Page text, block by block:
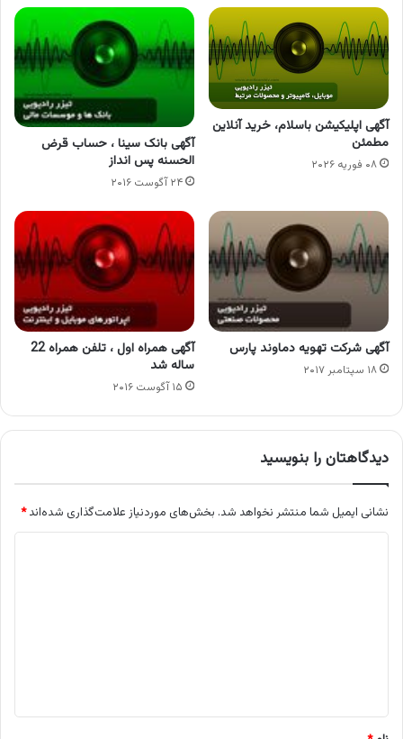
آگهی اپلیکیشن باسلام، خرید آنلاین
مطمئن
۰۸ فوریه ۲۰۲۶
آگهی بانک سینا ، حساب قرض
الحسنه پس انداز
۲۴ آگوست ۲۰۱۶
آگهی شرکت تهویه دماوند پارس
۱۸ سپتامبر ۲۰۱۷
آگهی همراه اول ، تلفن همراه 22
ساله شد
۱۵ آگوست ۲۰۱۶
دیدگاهتان را بنویسید
نشانی ایمیل شما منتشر نخواهد شد. بخش‌های موردنیاز علامت‌گذاری شده‌اند*